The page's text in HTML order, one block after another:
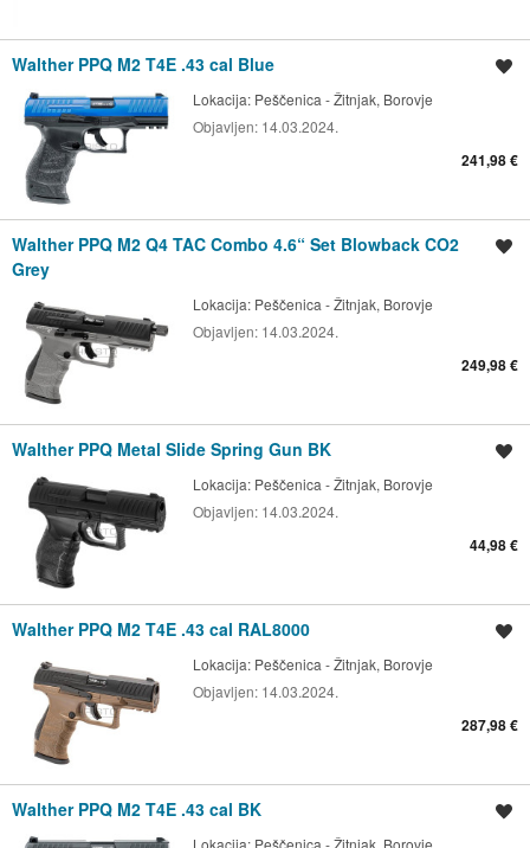
Walther PPQ M2 T4E .43 cal Blue
Lokacija: Peščenica - Žitnjak, Borovje
Objavljen: 14.03.2024.
241,98 €
Walther PPQ M2 Q4 TAC Combo 4.6“ Set Blowback CO2
Grey
Lokacija: Peščenica - Žitnjak, Borovje
Objavljen: 14.03.2024.
249,98 €
Walther PPQ Metal Slide Spring Gun BK
Lokacija: Peščenica - Žitnjak, Borovje
Objavljen: 14.03.2024.
44,98 €
Walther PPQ M2 T4E .43 cal RAL8000
Lokacija: Peščenica - Žitnjak, Borovje
Objavljen: 14.03.2024.
287,98 €
Walther PPQ M2 T4E .43 cal BK
Lokacija: Peščenica - Žitnjak, Borovje